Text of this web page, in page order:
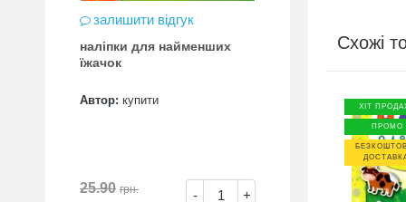
залишити відгук
наліпки для найменших
їжачок
Автор: купити
- +
25.90 грн.
Схожі
ХІТ
ПРОМО